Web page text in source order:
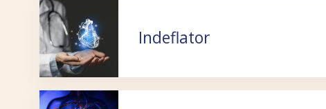
Indeflator